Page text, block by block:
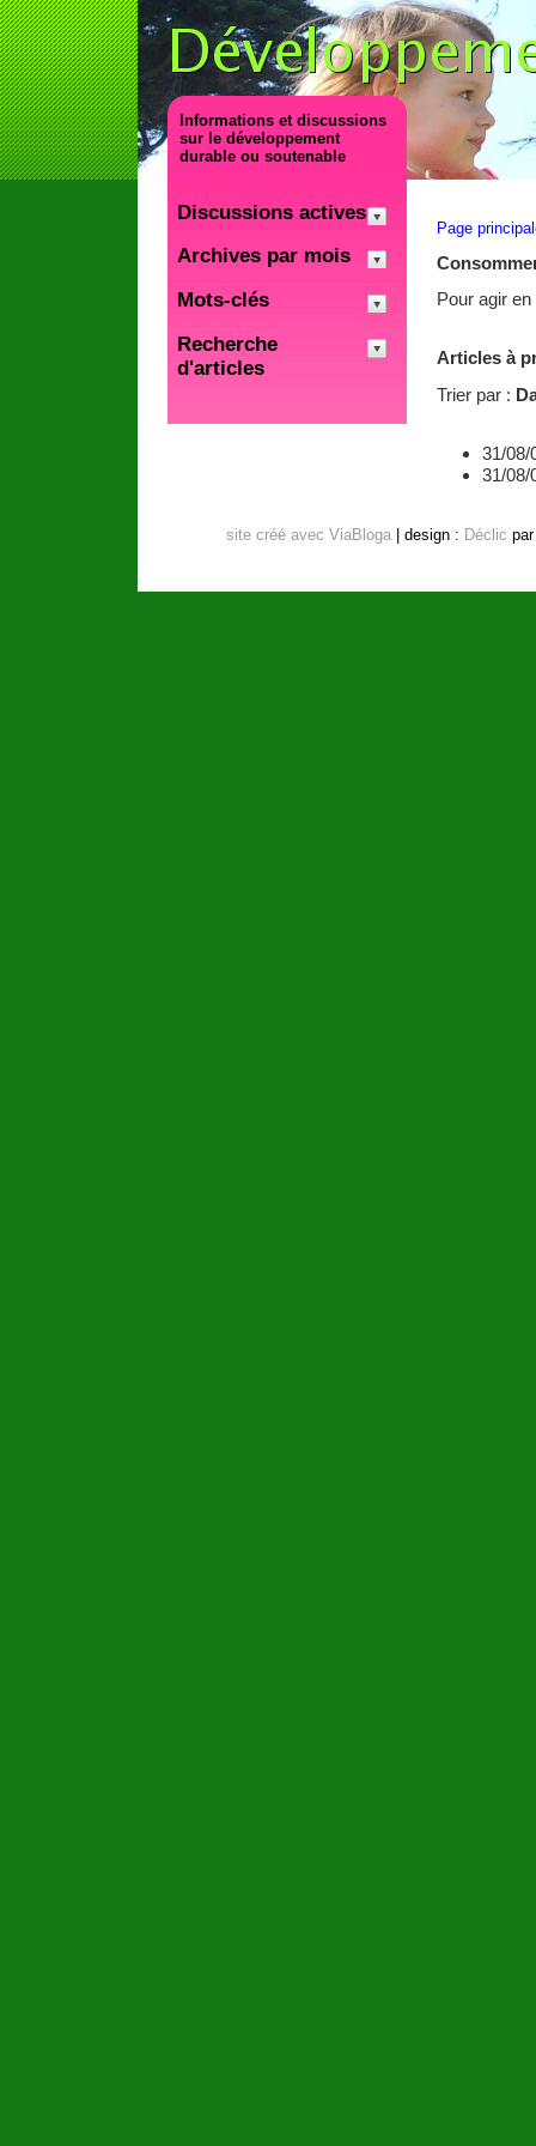
Informations et discussions
sur le développement
durable ou soutenable
Page
Pour agir
Articles à
Trier par :
31/
31/
Discussions actives
Archives par mois
Mots-clés
Recherche
d'articles
site créé avec ViaBloga | design : Déclic